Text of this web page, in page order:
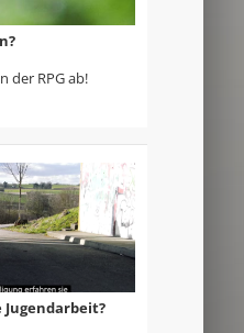
der RPG ab!